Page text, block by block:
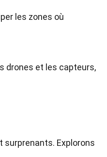
les zones où
drones et les capteurs,
Explorons